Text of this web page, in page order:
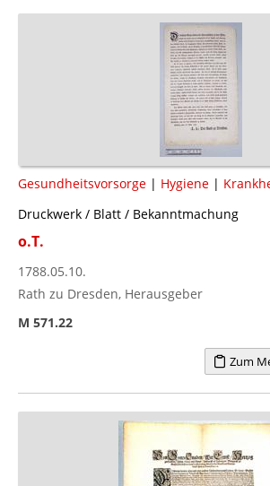
Gesundheitsvorsorge | Hygiene |
Druckwerk / Blatt / Bekanntmachung
o.T.
1788.05.10.
Rath zu Dresden, Herausgeber
M 571.22
Zum